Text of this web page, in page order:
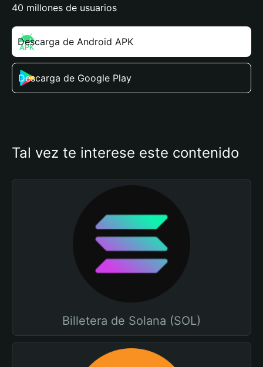
40 millones de usuarios
Descarga de Android APK
Descarga de Google Play
Tal vez te interese este contenido
Billetera de Solana (SOL)